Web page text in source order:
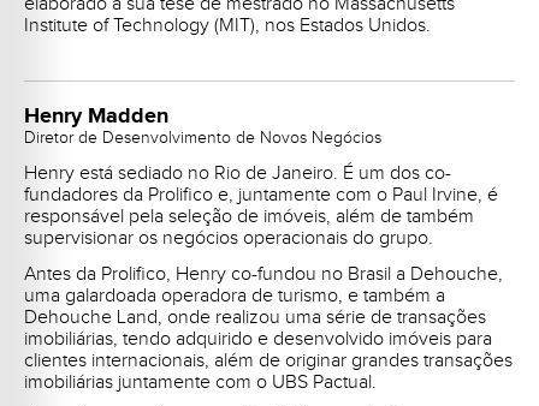
Institute of Technology (MIT), nos Estados Unidos.
Henry Madden
Diretor de Desenvolvimento de Novos Negócios
Henry está sediado no Rio de Janeiro. É um dos co-
fundadores da Prolifico e, juntamente com o Paul Irvine, é
responsável pela seleção de imóveis, além de também
supervisionar os negócios operacionais do grupo.
Antes da Prolifico, Henry co-fundou no Brasil a Dehouche,
uma galardoada operadora de turismo, e também a
Dehouche Land, onde realizou uma série de transações
imobiliárias, tendo adquirido e desenvolvido imóveis para
clientes internacionais, além de originar grandes transações
imobiliárias juntamente com o UBS Pactual.